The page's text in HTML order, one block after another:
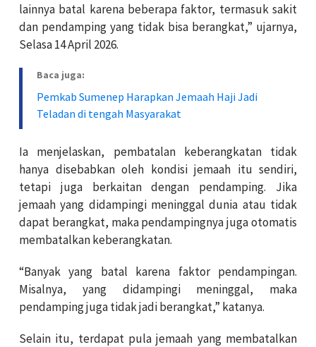
lainnya batal karena beberapa faktor, termasuk sakit
dan pendamping yang tidak bisa berangkat,” ujarnya,
Selasa 14 April 2026.
Baca juga:
Pemkab Sumenep Harapkan Jemaah Haji Jadi
Teladan di tengah Masyarakat
Ia menjelaskan, pembatalan keberangkatan tidak
hanya disebabkan oleh kondisi jemaah itu sendiri,
tetapi juga berkaitan dengan pendamping. Jika
jemaah yang didampingi meninggal dunia atau tidak
dapat berangkat, maka pendampingnya juga otomatis
membatalkan keberangkatan.
“Banyak yang batal karena faktor pendampingan.
Misalnya, yang didampingi meninggal, maka
pendamping juga tidak jadi berangkat,” katanya.
Selain itu, terdapat pula jemaah yang membatalkan